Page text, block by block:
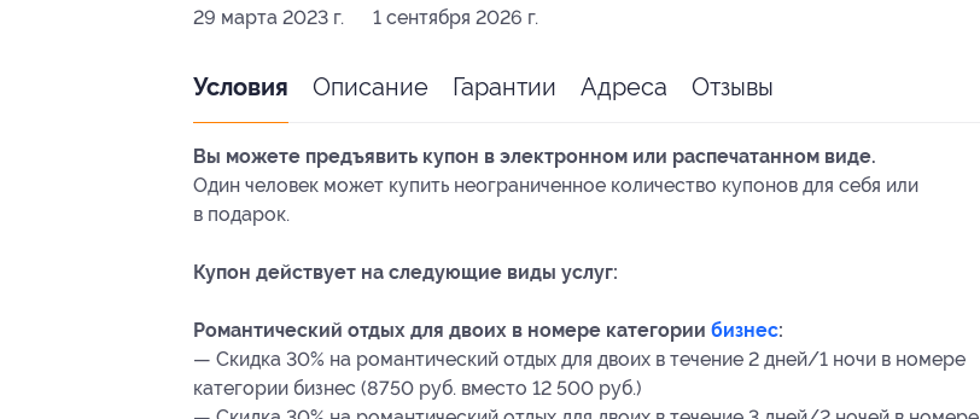
29 марта 2023 г. 1 сентября 2026 г.
Условия Описание Гарантии Адреса Отзывы
Вы можете предъявить купон в электронном или распечатанном виде.
Один человек может купить неограниченное количество купонов для себя или
в подарок.
Купон действует на следующие виды услуг:
Романтический отдых для двоих в номере категории бизнес:
— Скидка 30% на романтический отдых для двоих в течение 2 дней/1 ночи в номере
категории бизнес (8750 руб. вместо 12 500 руб.)